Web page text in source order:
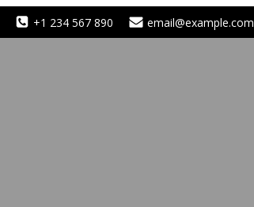
+1 234 567 890 email@example.com